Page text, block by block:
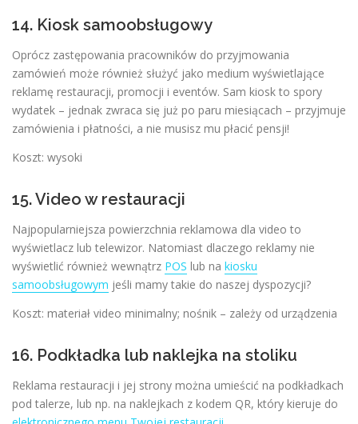
14. Kiosk samoobsługowy
Oprócz zastępowania pracowników do przyjmowania
zamówień może również służyć jako medium wyświetlające
reklamę restauracji, promocji i eventów. Sam kiosk to spory
wydatek – jednak zwraca się już po paru miesiącach – przyjmuje
zamówienia i płatności, a nie musisz mu płacić pensji!
Koszt: wysoki
15. Video w restauracji
Najpopularniejsza powierzchnia reklamowa dla video to
wyświetlacz lub telewizor. Natomiast dlaczego reklamy nie
wyświetlić również wewnątrz POS lub na kiosku
samoobsługowym jeśli mamy takie do naszej dyspozycji?
Koszt: materiał video minimalny; nośnik – zależy od urządzenia
16. Podkładka lub naklejka na stoliku
Reklama restauracji i jej strony można umieścić na podkładkach
pod talerze, lub np. na naklejkach z kodem QR, który kieruje do